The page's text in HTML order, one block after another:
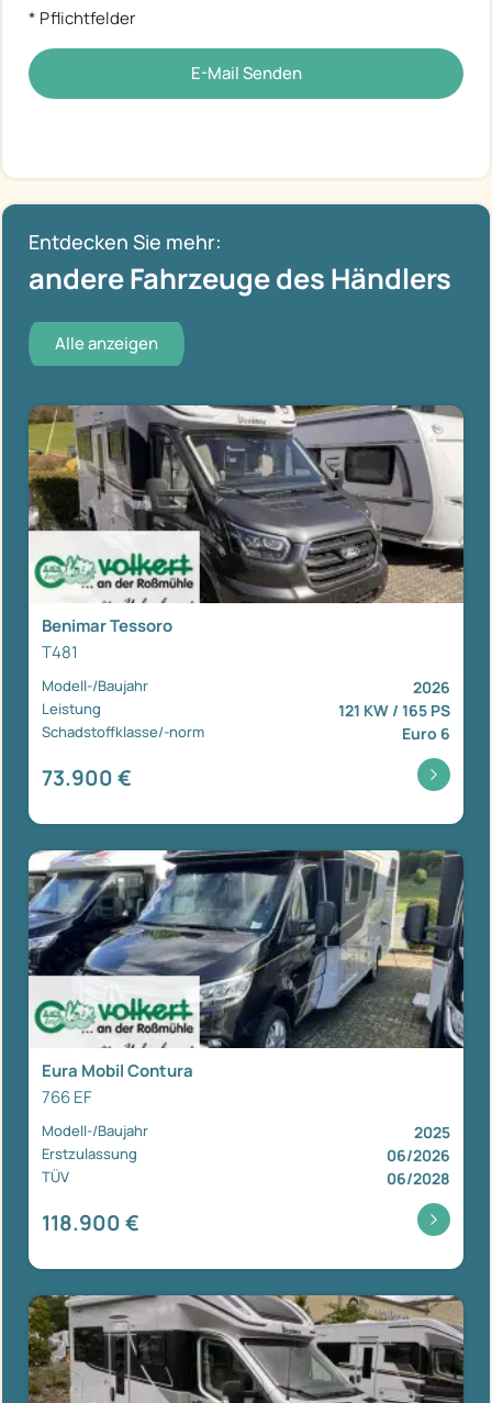
* Pflichtfelder
E-Mail Senden
Entdecken Sie mehr:
andere Fahrzeuge des Händlers
Alle anzeigen
Benimar Tessoro
T481
Modell-/Baujahr 2026
Leistung 121 KW / 165 PS
Schadstoffklasse/-norm Euro 6
73.900 €
Eura Mobil Contura
766 EF
Modell-/Baujahr 2025
Erstzulassung 06/2026
TÜV 06/2028
118.900 €